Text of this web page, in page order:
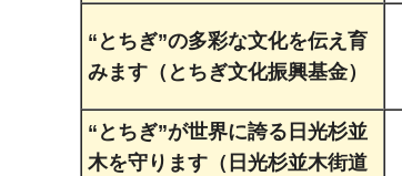
“とちぎ”の多彩な文化を伝え育
みます（とちぎ文化振興基金）
“とちぎ”が世界に誇る日光杉並
木を守ります（日光杉並木街道